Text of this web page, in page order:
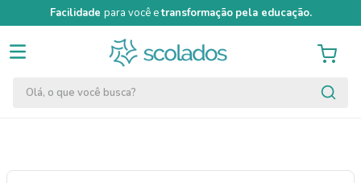
Facilidade para você etransformação pela educação.
Olá, o que você busca?